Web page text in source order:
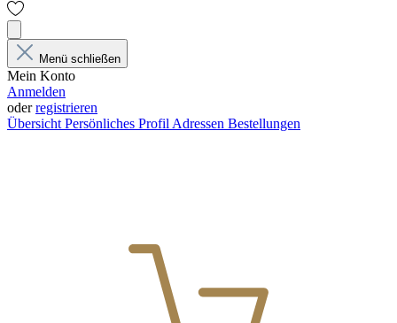
Menü schließen
Mein Konto
Anmelden
oderregistrieren
Übersicht Persönliches Profil Adressen Bestellungen